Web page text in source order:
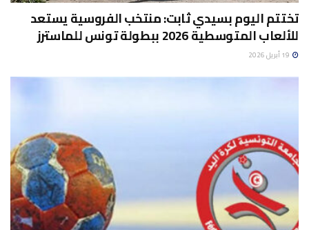
تختتم اليوم بسيدي ثابت: منتخب الفروسية يستعد
للألعاب المتوسطية 2026 ببطولة تونس للماسترز